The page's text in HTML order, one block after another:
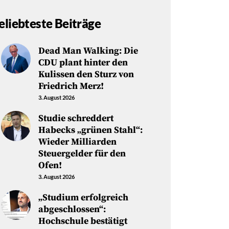
Beiträge
Dead Man Walking: Die
CDU plant hinter den
Kulissen den Sturz von
Friedrich Merz!
3. August 2026
Studie schreddert
Habecks „grünen Stahl“:
Wieder Milliarden
Steuergelder für den
Ofen!
3. August 2026
„Studium erfolgreich
abgeschlossen“:
Hochschule bestätigt